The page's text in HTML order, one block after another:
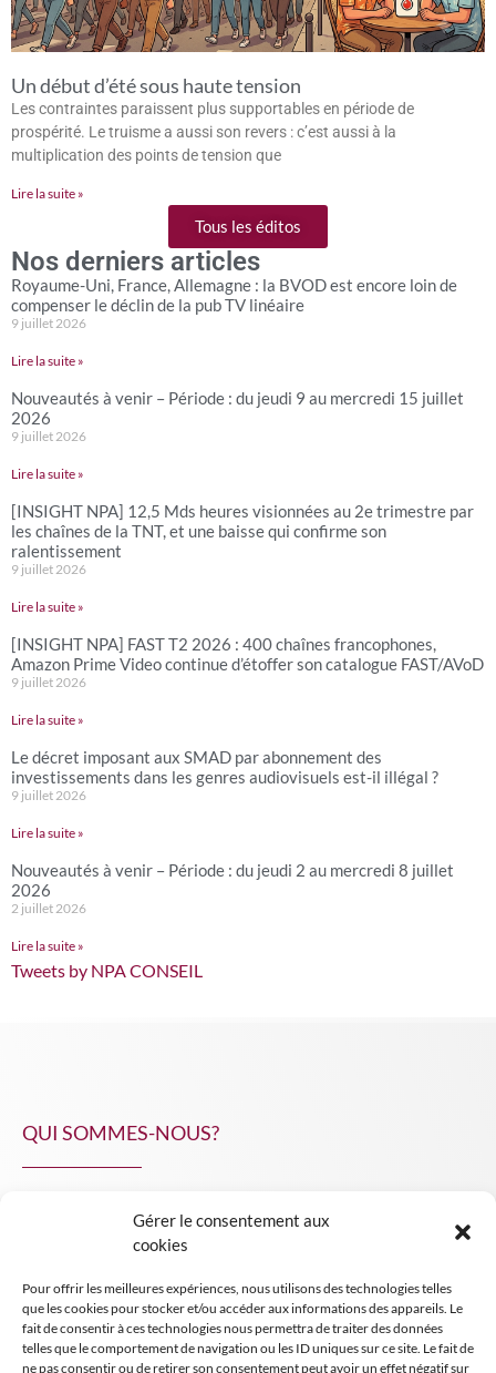
Gérer le consentement aux
cookies
Pour offrir les meilleures expériences, nous utilisons des technologies telles
que les cookies pour stocker et/ou accéder aux informations des appareils. Le
fait de consentir à ces technologies nous permettra de traiter des données
telles que le comportement de navigation ou les ID uniques sur ce site. Le fait de
ne pas consentir ou de retirer son consentement peut avoir un effet négatif sur
Un début d’été sous haute tension
Les contraintes paraissent plus supportables en période de
prospérité. Le truisme a aussi son revers : c’est aussi à la
multiplication des points de tension que
Lire la suite »
Tous les éditos
Nos derniers articles
Royaume-Uni, France, Allemagne : la BVOD est encore loin de
compenser le déclin de la pub TV linéaire
9 juillet 2026
Lire la suite »
Nouveautés à venir – Période : du jeudi 9 au mercredi 15 juillet
2026
9 juillet 2026
Lire la suite »
[INSIGHT NPA] 12,5 Mds heures visionnées au 2e trimestre par
les chaînes de la TNT, et une baisse qui confirme son
ralentissement
9 juillet 2026
Lire la suite »
[INSIGHT NPA] FAST T2 2026 : 400 chaînes francophones,
Amazon Prime Video continue d’étoffer son catalogue FAST/AVoD
9 juillet 2026
Lire la suite »
Le décret imposant aux SMAD par abonnement des
investissements dans les genres audiovisuels est-il illégal ?
9 juillet 2026
Lire la suite »
Nouveautés à venir – Période : du jeudi 2 au mercredi 8 juillet
2026
2 juillet 2026
Lire la suite »
Tweets by NPA CONSEIL
QUI SOMMES-NOUS?
INSIGHT NPA